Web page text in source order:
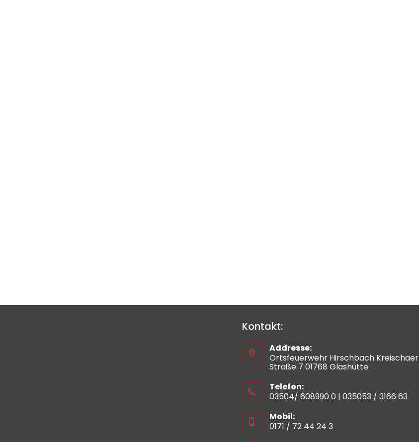
Kontakt:
Addresse:
Ortsfeuerwehr Hirschbach Kreischaer
Straße 7 01768 Glashütte
Telefon:
03504/ 608990 0 | 035053 / 3166 63
Mobil:
0171 / 72 44 24 3